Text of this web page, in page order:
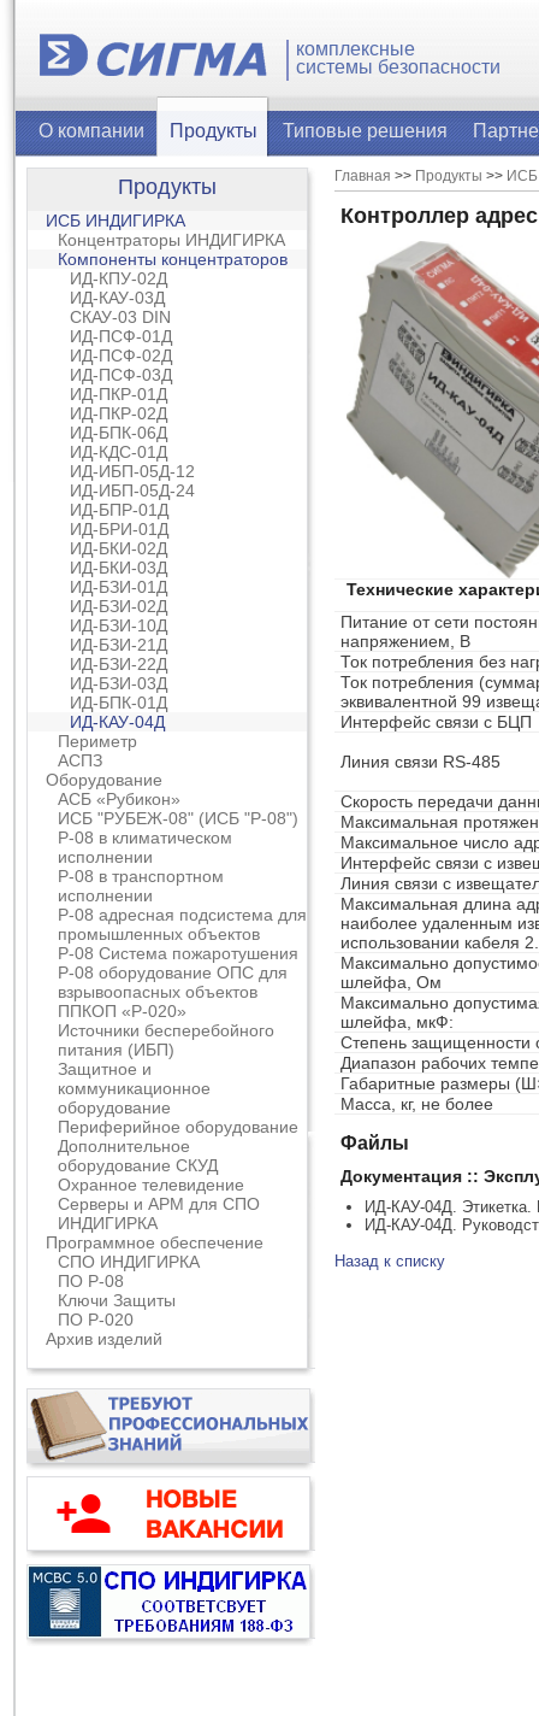
комплексные
системы безопасности
О компании Продукты Типовые решения
Продукты
ИСБ ИНДИГИРКА
Концентраторы ИНДИГИРКА
Компоненты концентраторов
ИД-КПУ-02Д
ИД-КАУ-03Д
СКАУ-03 DIN
ИД-ПСФ-01Д
ИД-ПСФ-02Д
ИД-ПСФ-03Д
ИД-ПКР-01Д
ИД-ПКР-02Д
ИД-БПК-06Д
ИД-КДС-01Д
ИД-ИБП-05Д-12
ИД-ИБП-05Д-24
ИД-БПР-01Д
ИД-БРИ-01Д
ИД-БКИ-02Д
ИД-БКИ-03Д
ИД-БЗИ-01Д
ИД-БЗИ-02Д
ИД-БЗИ-10Д
ИД-БЗИ-21Д
ИД-БЗИ-22Д
ИД-БЗИ-03Д
ИД-БПК-01Д
ИД-КАУ-04Д
Периметр
АСПЗ
Оборудование
АСБ «Рубикон»
ИСБ "РУБЕЖ-08" (ИСБ "Р-08")
Р-08 в климатическом
исполнении
Р-08 в транспортном
исполнении
Р-08 адресная подсистема для
промышленных объектов
Р-08 Система пожаротушения
Р-08 оборудование ОПС для
взрывоопасных объектов
ППКОП «Р-020»
Источники бесперебойного
питания (ИБП)
Защитное и
коммуникационное
оборудование
Периферийное оборудование
Дополнительное
оборудование СКУД
Охранное телевидение
Серверы и АРМ для СПО
ИНДИГИРКА
Программное обеспечение
СПО ИНДИГИРКА
ПО Р-08
Ключи Защиты
ПО Р-020
Архив изделий
Главная >> Продукты >>
Контроллер
Технические
Питание от сети
напряжением, В
Ток потребления без
Ток потребления
эквивалентной 99
Интерфейс связи с БЦП
Линия связи RS-485
Скорость передачи
Максимальная
Максимальное число
Интерфейс связи с
Линия связи с
Максимальная длина
наиболее удаленным
использовании кабеля
Максимально
шлейфа, Ом
Максимально
шлейфа, мкФ:
Степень защищенности
Диапазон рабочих
Габаритные размеры
Масса, кг, не более
Файлы
Документация ::
ИД-КАУ-04Д. Этикетка.
ИД-КАУ-04Д.
Назад к списку